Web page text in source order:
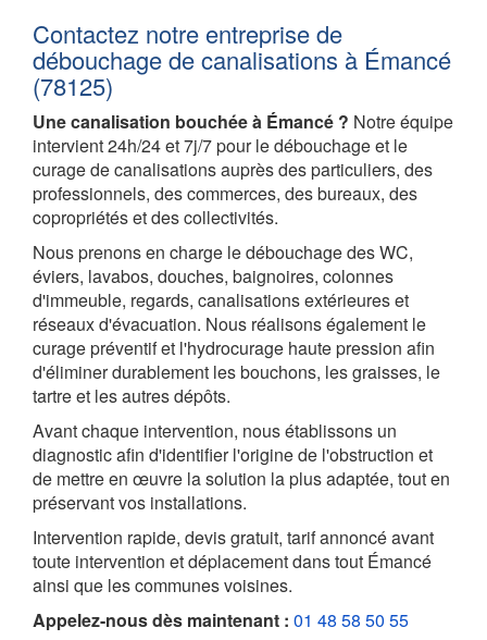
Contactez notre entreprise de
débouchage de canalisations à Émancé
(78125)
Une canalisation bouchée à Émancé ? Notre équipe
intervient 24h/24 et 7j/7 pour le débouchage et le
curage de canalisations auprès des particuliers, des
professionnels, des commerces, des bureaux, des
copropriétés et des collectivités.
Nous prenons en charge le débouchage des WC,
éviers, lavabos, douches, baignoires, colonnes
d'immeuble, regards, canalisations extérieures et
réseaux d'évacuation. Nous réalisons également le
curage préventif et l'hydrocurage haute pression afin
d'éliminer durablement les bouchons, les graisses, le
tartre et les autres dépôts.
Avant chaque intervention, nous établissons un
diagnostic afin d'identifier l'origine de l'obstruction et
de mettre en œuvre la solution la plus adaptée, tout en
préservant vos installations.
Intervention rapide, devis gratuit, tarif annoncé avant
toute intervention et déplacement dans tout Émancé
ainsi que les communes voisines.
Appelez-nous dès maintenant : 01 48 58 50 55